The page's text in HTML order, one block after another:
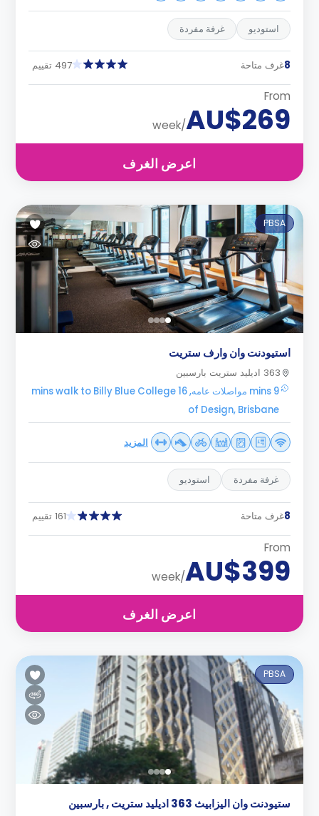
استوديو غرفة مفردة
8غرف متاحة 497 تقييم
From
AU$269
/week
اعرض الغرف
PBSA
استيودنت وان وارف ستريت
363 اديليد ستريت بارسبين
9 mins مواصلات عامه, 16 mins walk to Billy Blue College
of Design, Brisbane
المزيد
غرفة مفردة استوديو
8غرف متاحة 161 تقييم
From
AU$399
/week
اعرض الغرف
PBSA
ستيودنت وان اليزابيث 363 اديليد ستريت , بارسبين